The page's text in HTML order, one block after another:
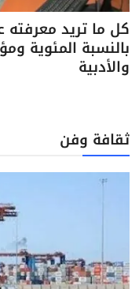
بالنسبة المئوية
والأدبية
ثقافة وفن